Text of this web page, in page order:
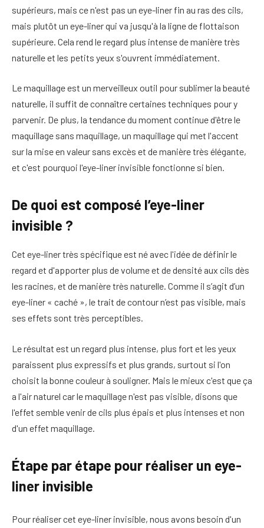
supérieurs, mais ce n'est pas un eye-liner fin au ras des cils,
mais plutôt un eye-liner qui va jusqu'à la ligne de flottaison
supérieure. Cela rend le regard plus intense de manière très
naturelle et les petits yeux s'ouvrent immédiatement.
Le maquillage est un merveilleux outil pour sublimer la beauté
naturelle, il suffit de connaître certaines techniques pour y
parvenir. De plus, la tendance du moment continue d'être le
maquillage sans maquillage, un maquillage qui met l'accent
sur la mise en valeur sans excès et de manière très élégante,
et c'est pourquoi l'eye-liner invisible fonctionne si bien.
De quoi est composé l’eye-liner
invisible ?
Cet eye-liner très spécifique est né avec l'idée de définir le
regard et d'apporter plus de volume et de densité aux cils dès
les racines, et de manière très naturelle. Comme il s’agit d’un
eye-liner « caché », le trait de contour n’est pas visible, mais
ses effets sont très perceptibles.
Le résultat est un regard plus intense, plus fort et les yeux
paraissent plus expressifs et plus grands, surtout si l'on
choisit la bonne couleur à souligner. Mais le mieux c'est que ça
a l'air naturel car le maquillage n'est pas visible, disons que
l'effet semble venir de cils plus épais et plus intenses et non
d'un effet maquillage.
Étape par étape pour réaliser un eye-
liner invisible
Pour réaliser cet eye-liner invisible, nous avons besoin d'un